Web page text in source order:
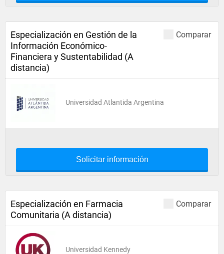
Comparar
Especialización en Gestión de la
Información Económico-
Financiera y Sustentabilidad (A
distancia)
Universidad Atlantida Argentina
Solicitar información
Comparar
Especialización en Farmacia
Comunitaria (A distancia)
Universidad Kennedy